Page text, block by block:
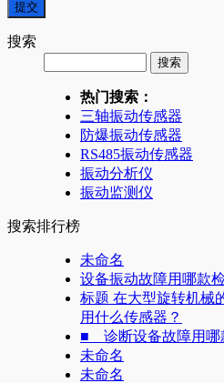
搜索
热门搜索：
三轴振动传感器
防爆振动传感器
RS485振动传感器
振动分析仪
振动监测仪
搜索排行榜
未命名
设备振动故障用哪款
标题 在大型旋转机械
用什么传感器？
■ 诊断设备故障用哪
未命名
未命名